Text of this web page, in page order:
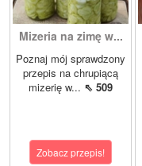
Mizeria na zimę w...
Poznaj mój sprawdzony
przepis na chrupiącą
mizerię w... ⇖ 509
Zobacz przepis!